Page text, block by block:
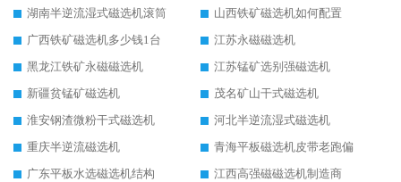
湖南半逆流湿式磁选机滚筒
山西铁矿磁选机如何配置
广西铁矿磁选机多少钱1台
江苏永磁磁选机
黑龙江铁矿永磁磁选机
江苏锰矿选别强磁选机
新疆贫锰矿磁选机
茂名矿山干式磁选机
淮安钢渣微粉干式磁选机
河北半逆流湿式磁选机
重庆半逆流磁选机
青海平板磁选机皮带老跑偏
广东平板水选磁选机结构
江西高强磁磁选机制造商